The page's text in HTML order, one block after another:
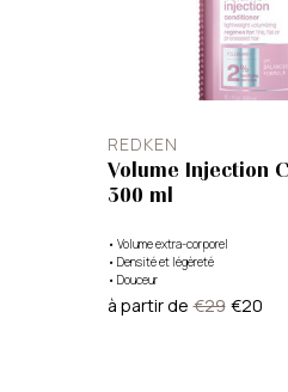
REDKEN
Volume Injection
300 ml
• Volume extra-corporel
• Densité et légèreté
• Douceur
à partir de €29 €20